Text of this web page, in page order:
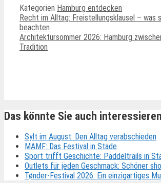
Kategorien Hamburg entdecken
Recht im Alltag: Freistellungsklausel – was
beachten
Architektursommer 2026: Hamburg
Tradition
Das könnte Sie auch interessieren
Sylt im August: Den Alltag verabschieden
MAMF: Das Festival in Stade
Sport trifft Geschichte: Paddeltrails in
Outlets für jeden Geschmack: Schöner
Tønder-Festival 2026: Ein einzigartiges